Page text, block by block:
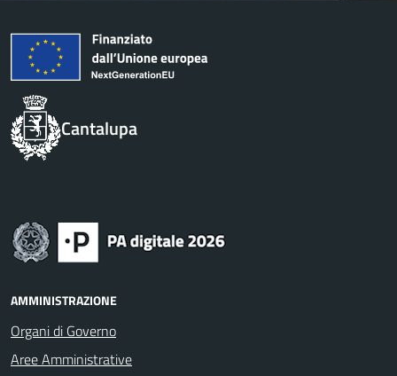
Cantalupa
AMMINISTRAZIONE
Organi di Governo
Aree Amministrative